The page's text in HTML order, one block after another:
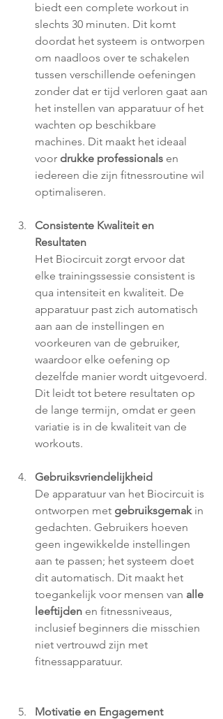
biedt een complete workout in
slechts 30 minuten. Dit komt
doordat het systeem is ontworpen
om naadloos over te schakelen
tussen verschillende oefeningen
zonder dat er tijd verloren gaat aan
het instellen van apparatuur of het
wachten op beschikbare
machines. Dit maakt het ideaal
voor drukke professionals en
iedereen die zijn fitnessroutine wil
optimaliseren.
Consistente Kwaliteit en
Resultaten
Het Biocircuit zorgt ervoor dat
elke trainingssessie consistent is
qua intensiteit en kwaliteit. De
apparatuur past zich automatisch
aan aan de instellingen en
voorkeuren van de gebruiker,
waardoor elke oefening op
dezelfde manier wordt uitgevoerd.
Dit leidt tot betere resultaten op
de lange termijn, omdat er geen
variatie is in de kwaliteit van de
workouts.
Gebruiksvriendelijkheid
De apparatuur van het Biocircuit is
ontworpen met gebruiksgemak in
gedachten. Gebruikers hoeven
geen ingewikkelde instellingen
aan te passen; het systeem doet
dit automatisch. Dit maakt het
toegankelijk voor mensen van alle
leeftijden en fitnessniveaus,
inclusief beginners die misschien
niet vertrouwd zijn met
fitnessapparatuur.
Motivatie en Engagement